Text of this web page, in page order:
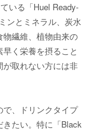
いる「Huel Ready-
ンとミネラル、炭水
繊維、植物由来の
く栄養を摂ること
取れない方には非
で、ドリンクタイプ
たい。特に「Black